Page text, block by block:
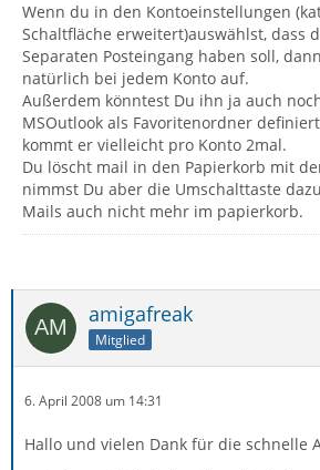
Wenn du in den Kontoeinstellungen
Schaltfläche erweitert)auswählst, dass
Separaten Posteingang haben soll,
natürlich bei jedem Konto auf.
Außerdem könntest Du ihn ja auch
MSOutlook als Favoritenordner
kommt er vielleicht pro Konto 2mal.
Du löscht mail in den Papierkorb mit
nimmst Du aber die Umschalttaste
Mails auch nicht mehr im papierkorb.
amigafreak
Mitglied
6. April 2008 um 14:31
Hallo und vielen Dank für die schnelle